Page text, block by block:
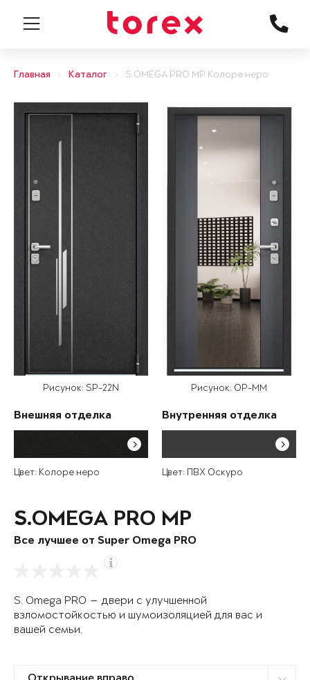
Главная Каталог S.OMEGA PRO MP Колоре неро
Рисунок: SP-22N
Внешняя отделка
Цвет: Колоре неро
Рисунок: OP-MM
Внутренняя отделка
Цвет: ПВХ Оскуро
S.OMEGA PRO MP
Все лучшее от Super Omega PRO
S. Omega PRO — двери с улучшенной
взломостойкостью и шумоизоляцией для вас и
вашей семьи.